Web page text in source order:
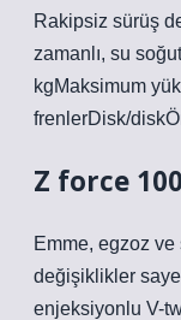
Rakipsiz sürüş
zamanlı, su
kgMaksimum
frenlerDisk/
Z force
Emme, egzoz ve
değişiklikler
enjeksiyonlu V-